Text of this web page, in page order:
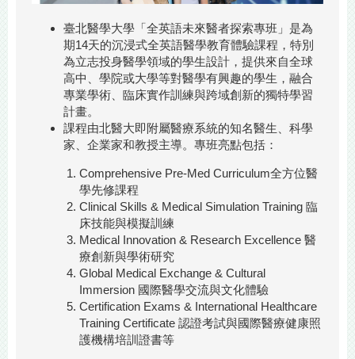
臺北醫學大學「全英語未來醫者探索專班」是為
期14天的沉浸式全英語醫學教育體驗課程，特別
為立志投身醫學領域的學生設計，提供來自全球
高中、學院或大學等對醫學有興趣的學生，融合
專業學術、臨床實作訓練與跨域創新的獨特學習
計畫。
課程由北醫大即附屬醫療系統的知名醫生、科學
家、企業家和教授主導。專班亮點包括：
Comprehensive Pre-Med Curriculum全方位醫
學先修課程
Clinical Skills & Medical Simulation Training 臨
床技能與模擬訓練
Medical Innovation & Research Excellence 醫
療創新與學術研究
Global Medical Exchange & Cultural
Immersion 國際醫學交流與文化體驗
Certification Exams & International Healthcare
Training Certificate 認證考試與國際醫療健康照
護機構培訓證書等